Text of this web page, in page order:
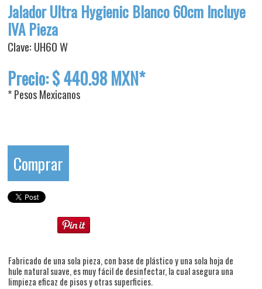
Jalador Ultra Hygienic Blanco 60cm Incluye
IVA Pieza
Clave: UH60 W
Precio: $ 440.98 MXN*
* Pesos Mexicanos
Comprar
Fabricado de una sola pieza, con base de plástico y una sola hoja de
hule natural suave, es muy fácil de desinfectar, la cual asegura una
limpieza eficaz de pisos y otras superficies.